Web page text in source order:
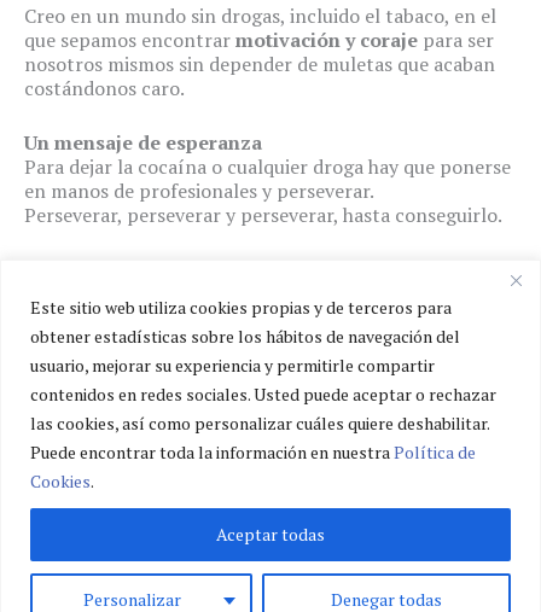
Este sitio web utiliza cookies propias y de terceros para
obtener estadísticas sobre los hábitos de navegación del
usuario, mejorar su experiencia y permitirle compartir
contenidos en redes sociales. Usted puede aceptar o rechazar
las cookies, así como personalizar cuáles quiere deshabilitar.
Puede encontrar toda la información en nuestra Política de
Cookies.
Personalizar Denegar todas
Aceptar todas
Creo en un mundo sin drogas, incluido el tabaco, en el
que sepamos encontrarmotivación y coraje para ser
nosotros mismos sin depender de muletas que acaban
costándonos caro.
Un mensaje de esperanza
Para dejar la cocaína o cualquier droga hay que ponerse
en manos de profesionales y perseverar.
Perseverar, perseverar y perseverar, hasta conseguirlo.
Política de privacidad
Política de cookies
Aviso legal